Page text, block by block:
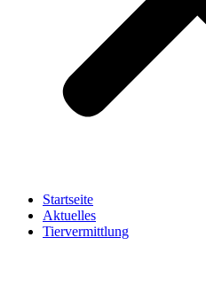
Startseite
Aktuelles
Tiervermittlung